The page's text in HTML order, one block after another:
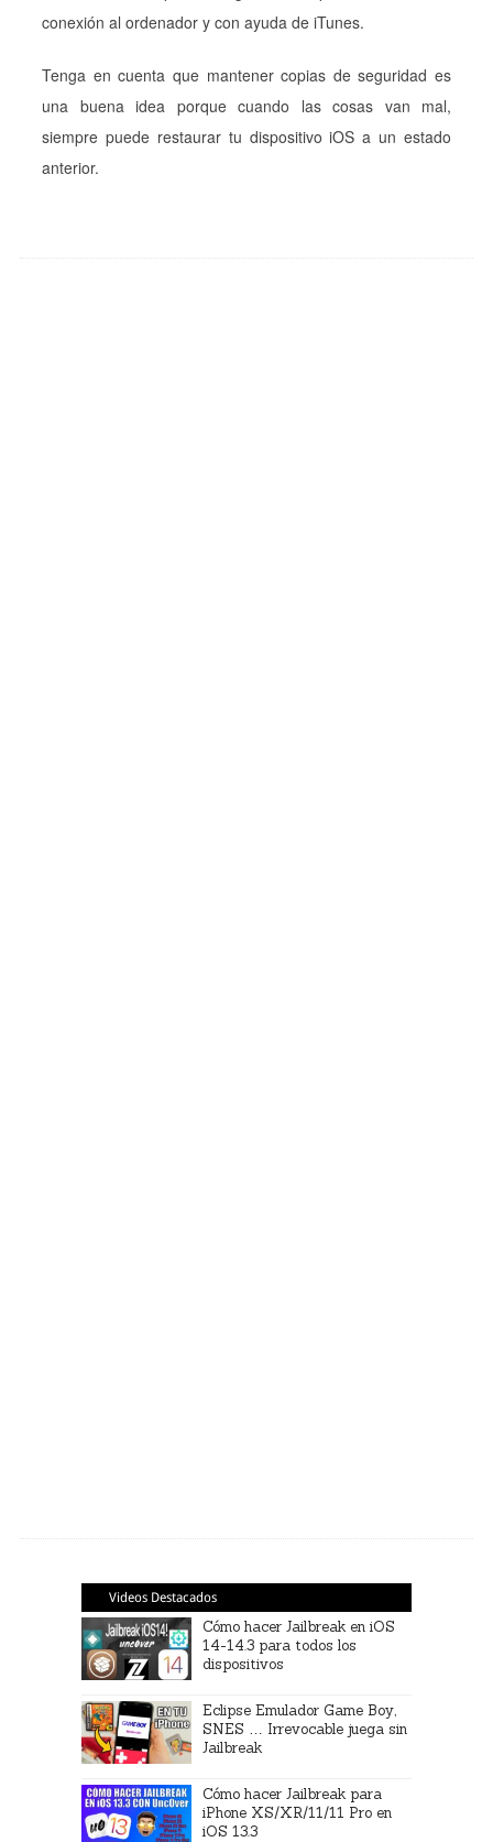
conexión al ordenador y con ayuda de iTunes.
Tenga en cuenta que mantener copias de seguridad es
una buena idea porque cuando las cosas van mal,
siempre puede restaurar tu dispositivo iOS a un estado
anterior.
Videos Destacados
Cómo hacer Jailbreak en iOS
14-14.3 para todos los
dispositivos
Eclipse Emulador Game Boy,
SNES … Irrevocable juega sin
Jailbreak
Cómo hacer Jailbreak para
iPhone XS/XR/11/11 Pro en
iOS 13.3